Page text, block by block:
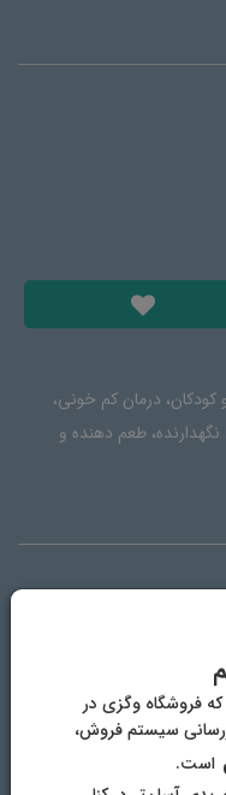
درمان کم خونی،
طعم دهنده و
بادام زمینی، شکلات
فروشگاه وگزی در
سیستم فروش،
است.